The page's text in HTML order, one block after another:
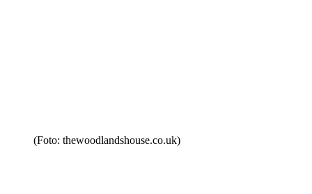
(Foto: thewoodlandshouse.co.uk)